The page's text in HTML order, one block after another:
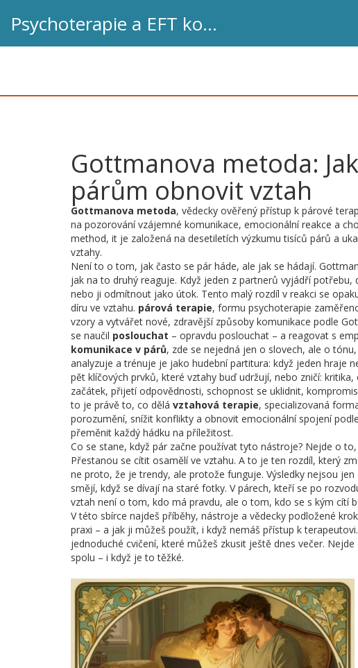
Psychoterapie a EFT koučink
Gottmanova metoda:
párům obnovit vztah
Gottmanova metoda, vědecky ověřený přístup k párové
na pozorování vzájemné komunikace, emocionální reakce a
method, it je založená na desetiletích výzkumu tisíců párů a
vztahy.
Není to o tom, jak často se pár háde, ale jak se hádají.
jak na to druhý reaguje. Když jeden z partnerů vyjádří
nebo ji odmítnout jako útok. Tento malý rozdíl v reakci se
díru ve vztahu. párová terapie, formu psychoterapie
vzory a vytvářet nové, zdravější způsoby komunikace podle
se naučil poslouchat – opravdu poslouchat – a reagovat s
komunikace v párů, zde se nejedná jen o slovech, ale o
analyzuje a trénuje je jako hudební partitura: když jeden hraje
pět klíčových prvků, které vztahy buď udržují, nebo zničí:
začátek, přijetí odpovědnosti, schopnost se uklidnit,
to je právě to, co dělá vztahová terapie, specializovaná
porozumění, snížit konflikty a obnovit emocionální spojení
přeměnit každý hádku na příležitost.
Co se stane, když pár začne používat tyto nástroje? Nejde o
Přestanou se cítit osamělí ve vztahu. A to je ten rozdíl, který
ne proto, že je trendy, ale protože funguje. Výsledky nejsou
smějí, když se dívají na staré fotky. V párech, kteří se po
vztah není o tom, kdo má pravdu, ale o tom, kdo se s kým cítí
V této sbírce najdeš příběhy, nástroje a vědecky podložené
praxi – a jak ji můžeš použít, i když nemáš přístup k
jednoduché cvičení, které můžeš zkusit ještě dnes večer.
spolu – i když je to těžké.